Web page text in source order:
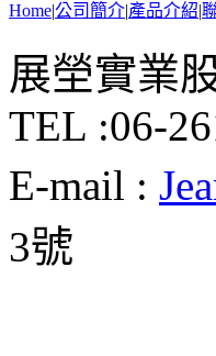
Home|公司簡介|產品介紹|
展塋實業
TEL :06-
E-mail :
3號